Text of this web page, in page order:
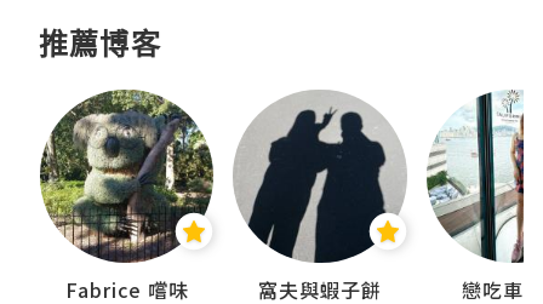
推薦博客
Fabrice 嚐味 窩夫與蝦子餅 戀吃車